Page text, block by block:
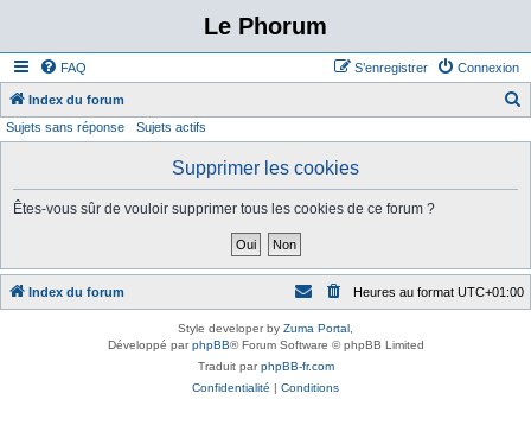
Le Phorum
FAQ Connexion
S’enregistrer
Index du forum
c
h
Sujets sans réponse Sujets actifs
Supprimer les cookies
Êtes-vous sûr de vouloir supprimer tous les cookies de ce forum ?
Index du forum Heures au format UTC+01:00
Style developer by Zuma Portal
Développé parphpBB® Forum Software © phpBB Limited
Traduit parphpBB-fr.com
Confidentialité | Conditions